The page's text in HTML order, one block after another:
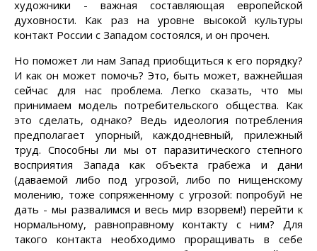
художники - важная составляющая европейской
духовности. Как раз на уровне высокой культуры
контакт России с Западом состоялся, и он прочен.
Но поможет ли нам Запад приобщиться к его порядку?
И как он может помочь? Это, быть может, важнейшая
сейчас для нас проблема. Легко сказать, что мы
принимаем модель потребительского общества. Как
это сделать, однако? Ведь идеология потребления
предполагает упорный, каждодневный, прилежный
труд. Способны ли мы от паразитического степного
восприятия Запада как объекта грабежа и дани
(даваемой либо под угрозой, либо по нищенскому
молению, тоже сопряженному с угрозой: попробуй не
дать - мы развалимся и весь мир взорвем!) перейти к
нормальному, равноправному контакту с ним? Для
такого контакта необходимо проращивать в себе